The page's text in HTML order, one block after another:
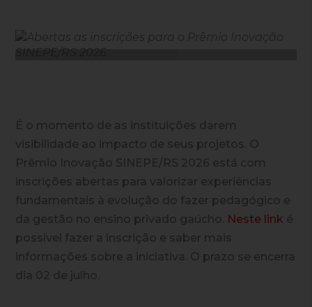
É o momento de as instituições darem
visibilidade ao impacto de seus projetos. O
Prêmio Inovação SINEPE/RS 2026 está com
inscrições abertas para valorizar experiências
fundamentais à evolução do fazer pedagógico e
da gestão no ensino privado gaúcho. Neste link é
possível fazer a inscrição e saber mais
informações sobre a iniciativa. O prazo se encerra
dia 02 de julho.